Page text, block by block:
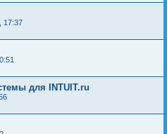
17:37
для INTUIT.ru